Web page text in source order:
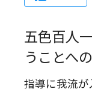
五色百人
うことへ
指導に我流が